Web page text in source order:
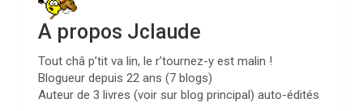
A propos Jclaude
Tout châ p’tit va lin, le r’tournez-y est malin !
Blogueur depuis 22 ans (7 blogs)
Auteur de 3 livres (voir sur blog principal) auto-édités